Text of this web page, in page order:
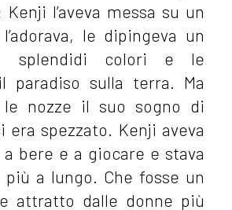
l’aveva messa su un
le dipingeva un
splendidi colori e le
paradiso sulla terra. Ma
nozze il suo sogno di
era spezzato. Kenji aveva
bere e a giocare e stava
a lungo. Che fosse un
attratto dalle donne più